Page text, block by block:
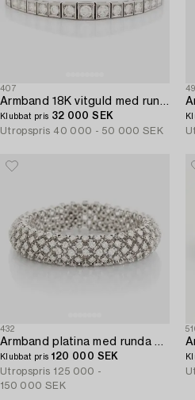
407
Armband 18K vitguld med runda briljantslipade diamanter totalvikt ca 7.00 ct.
Klubbat pris 32 000 SEK
Utropspris 40 000 - 50 000 SEK
432
Armband platina med runda briljantslipade diamanter.
Klubbat pris 120 000 SEK
Utropspris 125 000 -
150 000 SEK